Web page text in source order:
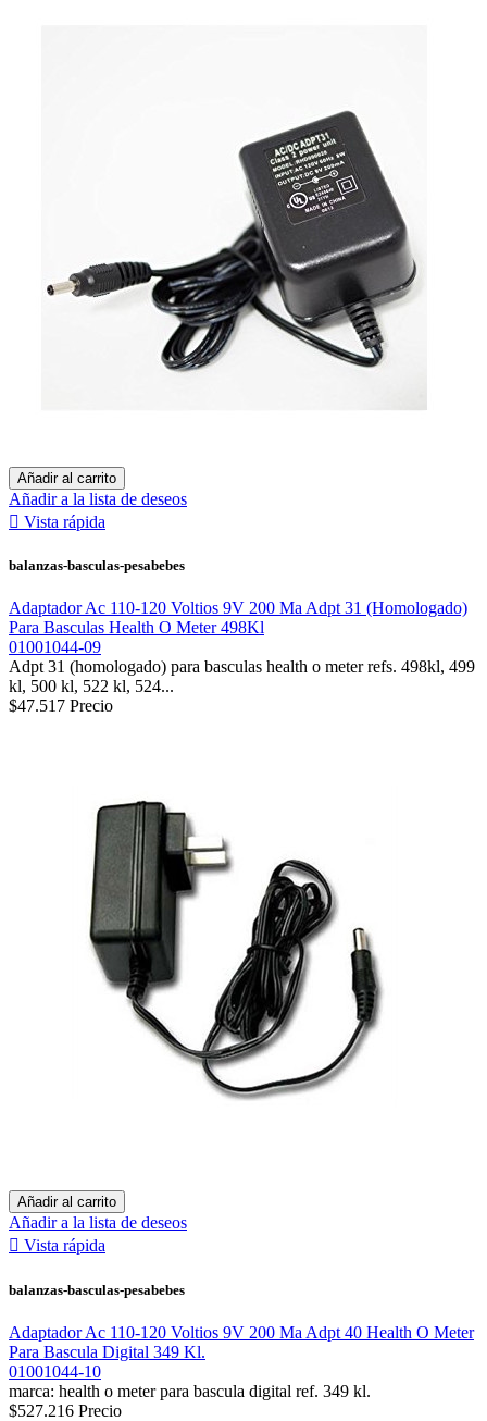
Añadir al carrito
Añadir a la lista de deseos
 Vista rápida
balanzas-basculas-pesabebes
Adaptador Ac 110-120 Voltios 9V 200 Ma Adpt 31 (Homologado)
Para Basculas Health O Meter 498Kl
01001044-09
Adpt 31 (homologado) para basculas health o meter refs. 498kl, 499
kl, 500 kl, 522 kl, 524...
$47.517 Precio
Añadir al carrito
Añadir a la lista de deseos
 Vista rápida
balanzas-basculas-pesabebes
Adaptador Ac 110-120 Voltios 9V 200 Ma Adpt 40 Health O Meter
Para Bascula Digital 349 Kl.
01001044-10
marca: health o meter para bascula digital ref. 349 kl.
$527.216 Precio